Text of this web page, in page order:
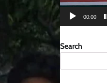
00:00
Search